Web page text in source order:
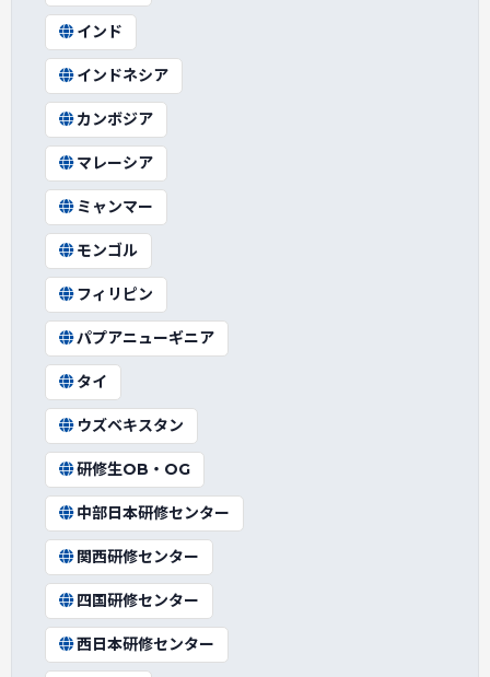
インド
インドネシア
カンボジア
マレーシア
ミャンマー
モンゴル
フィリピン
パプアニューギニア
タイ
ウズベキスタン
研修生OB・OG
中部日本研修センター
関西研修センター
四国研修センター
西日本研修センター